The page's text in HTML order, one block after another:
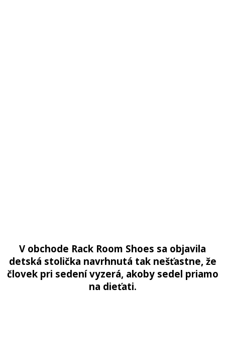
V obchode Rack Room Shoes sa objavila
detská stolička navrhnutá tak nešťastne, že
človek pri sedení vyzerá, akoby sedel priamo
na dieťati.